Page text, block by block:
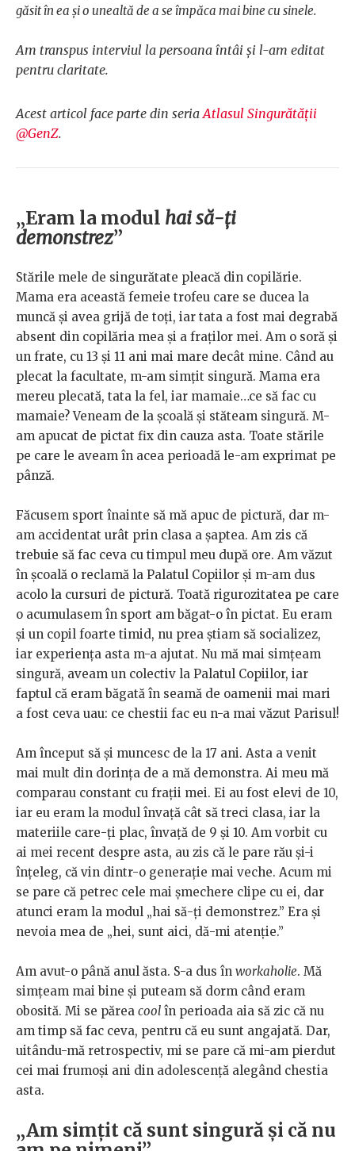
găsit în ea și o unealtă de a se împăca mai bine cu sinele.
Am transpus interviul la persoana întâi și l-am editat
pentru claritate.
Acest articol face parte din seriaAtlasul Singurătății
@GenZ.
„Eram la modul hai să-ți
demonstrez”
Stările mele de singurătate pleacă din copilărie.
Mama era această femeie trofeu care se ducea la
muncă și avea grijă de toți, iar tata a fost mai degrabă
absent din copilăria mea și a fraților mei. Am o soră și
un frate, cu 13 și 11 ani mai mare decât mine. Când au
plecat la facultate, m-am simțit singură. Mama era
mereu plecată, tata la fel, iar mamaie…ce să fac cu
mamaie? Veneam de la școală și stăteam singură. M-
am apucat de pictat fix din cauza asta. Toate stările
pe care le aveam în acea perioadă le-am exprimat pe
pânză.
Făcusem sport înainte să mă apuc de pictură, dar m-
am accidentat urât prin clasa a șaptea. Am zis că
trebuie să fac ceva cu timpul meu după ore. Am văzut
în școală o reclamă la Palatul Copiilor și m-am dus
acolo la cursuri de pictură. Toată rigurozitatea pe care
o acumulasem în sport am băgat-o în pictat. Eu eram
și un copil foarte timid, nu prea știam să socializez,
iar experiența asta m-a ajutat. Nu mă mai simțeam
singură, aveam un colectiv la Palatul Copiilor, iar
faptul că eram băgată în seamă de oamenii mai mari
a fost ceva uau: ce chestii fac eu n-a mai văzut Parisul!
Am început să și muncesc de la 17 ani. Asta a venit
mai mult din dorința de a mă demonstra. Ai meu mă
comparau constant cu frații mei. Ei au fost elevi de 10,
iar eu eram la modul învață cât să treci clasa, iar la
materiile care-ți plac, învață de 9 și 10. Am vorbit cu
ai mei recent despre asta, au zis că le pare rău și-i
înțeleg, că vin dintr-o generație mai veche. Acum mi
se pare că petrec cele mai șmechere clipe cu ei, dar
atunci eram la modul „hai să-ți demonstrez.” Era și
nevoia mea de „hei, sunt aici, dă-mi atenție.”
Am avut-o până anul ăsta. S-a dus în workaholie. Mă
simțeam mai bine și puteam să dorm când eram
obosită. Mi se părea cool în perioada aia să zic că nu
am timp să fac ceva, pentru că eu sunt angajată. Dar,
uitându-mă retrospectiv, mi se pare că mi-am pierdut
cei mai frumoși ani din adolescență alegând chestia
asta.
„Am simțit că sunt singură și că nu